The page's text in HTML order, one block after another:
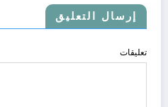
إرسال التعليق
تعليقات